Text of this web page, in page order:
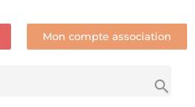
Mon compte association